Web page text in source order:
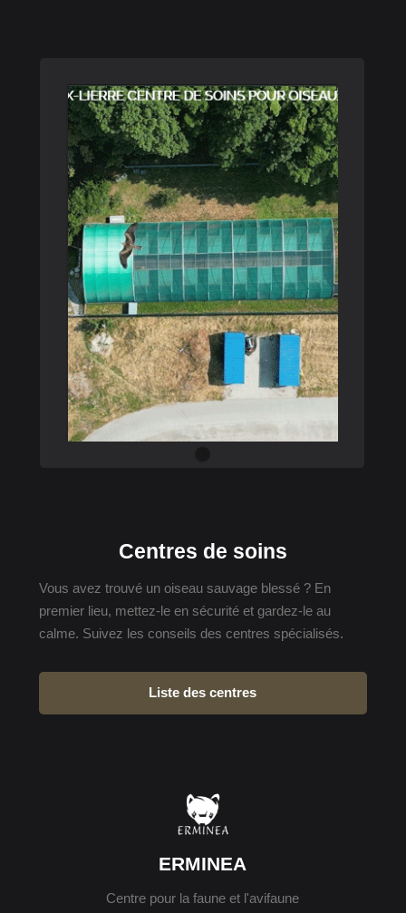
Centres de soins
Vous avez trouvé un oiseau sauvage blessé ? En
premier lieu, mettez-le en sécurité et gardez-le au
calme. Suivez les conseils des centres spécialisés.
Liste des centres
ERMINEA
Centre pour la faune et l'avifaune